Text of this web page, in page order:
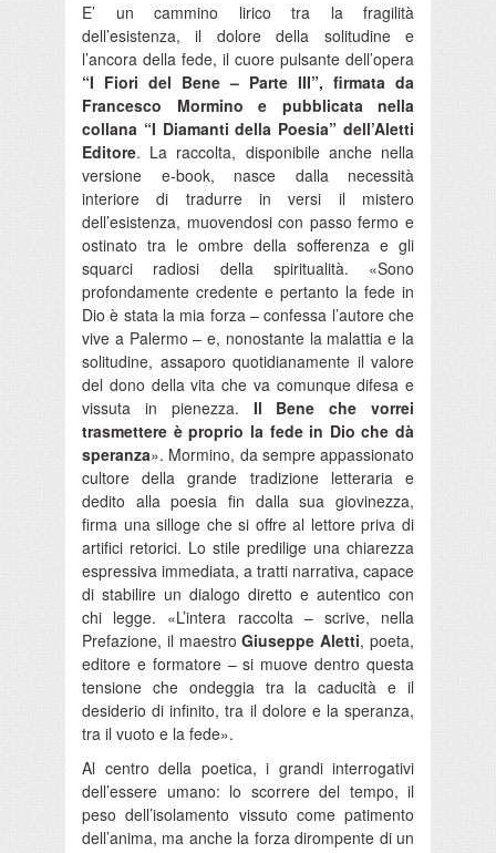
E’ un cammino lirico tra la fragilità
dell’esistenza, il dolore della solitudine e
l’ancora della fede, il cuore pulsante dell’opera
“I Fiori del Bene – Parte III”, firmata da
Francesco Mormino e pubblicata nella
collana “I Diamanti della Poesia” dell’Aletti
Editore. La raccolta, disponibile anche nella
versione e-book, nasce dalla necessità
interiore di tradurre in versi il mistero
dell’esistenza, muovendosi con passo fermo e
ostinato tra le ombre della sofferenza e gli
squarci radiosi della spiritualità. «Sono
profondamente credente e pertanto la fede in
Dio è stata la mia forza – confessa l’autore che
vive a Palermo – e, nonostante la malattia e la
solitudine, assaporo quotidianamente il valore
del dono della vita che va comunque difesa e
vissuta in pienezza. Il Bene che vorrei
trasmettere è proprio la fede in Dio che dà
speranza». Mormino, da sempre appassionato
cultore della grande tradizione letteraria e
dedito alla poesia fin dalla sua giovinezza,
firma una silloge che si offre al lettore priva di
artifici retorici. Lo stile predilige una chiarezza
espressiva immediata, a tratti narrativa, capace
di stabilire un dialogo diretto e autentico con
chi legge. «L’intera raccolta – scrive, nella
Prefazione, il maestroGiuseppe Aletti, poeta,
editore e formatore – si muove dentro questa
tensione che ondeggia tra la caducità e il
desiderio di infinito, tra il dolore e la speranza,
tra il vuoto e la fede».
Al centro della poetica, i grandi interrogativi
dell’essere umano: lo scorrere del tempo, il
peso dell’isolamento vissuto come patimento
dell’anima, ma anche la forza dirompente di un